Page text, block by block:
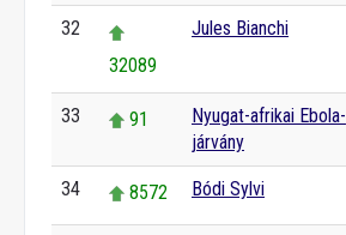
32
32089
Jules Bianchi
33 91
Nyugat-afrikai Ebola-
járvány
34 8572 Bódi Sylvi